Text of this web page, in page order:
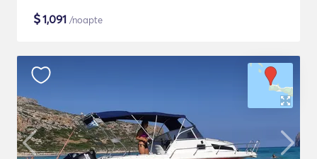
$1,091 /noapte